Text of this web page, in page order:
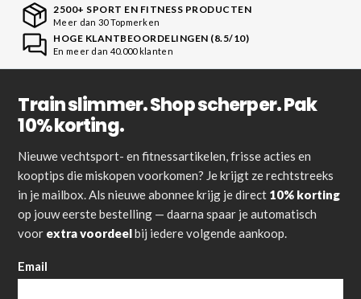
2500+ SPORT EN FITNESS PRODUCTEN
Meer dan 30 Topmerken
HOGE KLANTBEOORDELINGEN (8.5/10)
En meer dan 40.000 klanten
Train slimmer. Shop scherper. Pak
10% korting.
Nieuwe vechtsport- en fitnessartikelen, frisse acties en
kooptips die miskopen voorkomen? Je krijgt ze rechtstreeks
in je mailbox. Als nieuwe abonnee krijg je direct 10% korting
op jouw eerste bestelling — daarna spaar je automatisch
voor extra voordeelbij iedere volgende aankoop.
Email